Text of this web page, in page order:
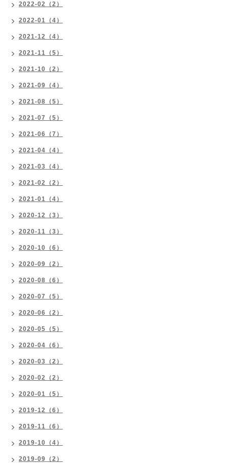
2022-02（2）
2022-01（4）
2021-12（4）
2021-11（5）
2021-10（2）
2021-09（4）
2021-08（5）
2021-07（5）
2021-06（7）
2021-04（4）
2021-03（4）
2021-02（2）
2021-01（4）
2020-12（3）
2020-11（3）
2020-10（6）
2020-09（2）
2020-08（6）
2020-07（5）
2020-06（2）
2020-05（5）
2020-04（6）
2020-03（2）
2020-02（2）
2020-01（5）
2019-12（6）
2019-11（6）
2019-10（4）
2019-09（2）